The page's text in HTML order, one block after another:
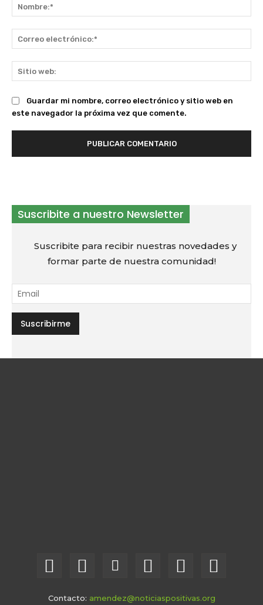
Guardar mi nombre, correo electrónico y sitio web en
este navegador la próxima vez que comente.
Suscribite a nuestro Newsletter
Suscribite para recibir nuestras novedades y
formar parte de nuestra comunidad!
Contacto: amendez@noticiaspositivas.org